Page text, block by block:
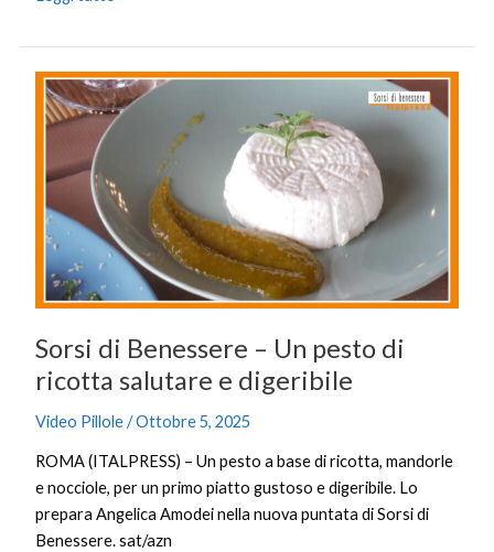
Sorsi di Benessere – Un pesto di
ricotta salutare e digeribile
Video Pillole/Ottobre 5, 2025
ROMA (ITALPRESS) – Un pesto a base di ricotta, mandorle
e nocciole, per un primo piatto gustoso e digeribile. Lo
prepara Angelica Amodei nella nuova puntata di Sorsi di
Benessere. sat/azn
Sorsi
di
Benessere
Un
pesto
di
ricotta
salutare
digeribile